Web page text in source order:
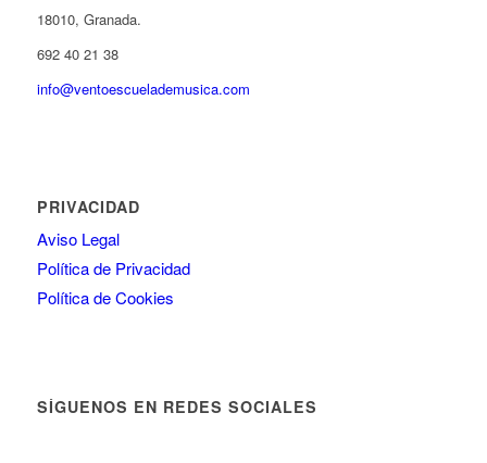
18010, Granada.
692 40 21 38
info@ventoescuelademusica.com
PRIVACIDAD
Aviso Legal
Política de Privacidad
Política de Cookies
SÍGUENOS EN REDES SOCIALES